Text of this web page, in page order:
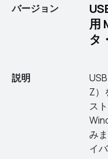
バージョン
用
タ
説明
Z）
ス
み
イ